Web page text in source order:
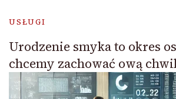
USŁUGI
Urodzenie smyka to okres
chcemy zachować ową